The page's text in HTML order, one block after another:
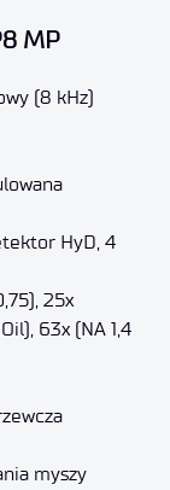
MP
(8 kHz)
HyD, 4
25x
63x (NA 1,4
myszy